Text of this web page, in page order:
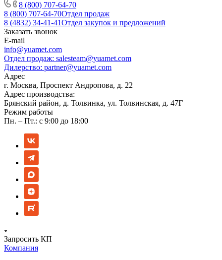
8 (800) 707-64-70
8 (800) 707-64-70Отдел продаж
8 (4832) 34-41-41Отдел закупок и предложений
Заказать звонок
E-mail
info@yuamet.com
Отдел продаж: salesteam@yuamet.com
Дилерство: partner@yuamet.com
Адрес
г. Москва, Проспект Андропова, д. 22
Адрес производства:
Брянский район, д. Толвинка, ул. Толвинская, д. 47Г
Режим работы
Пн. – Пт.: с 9:00 до 18:00
Запросить КП
Компания